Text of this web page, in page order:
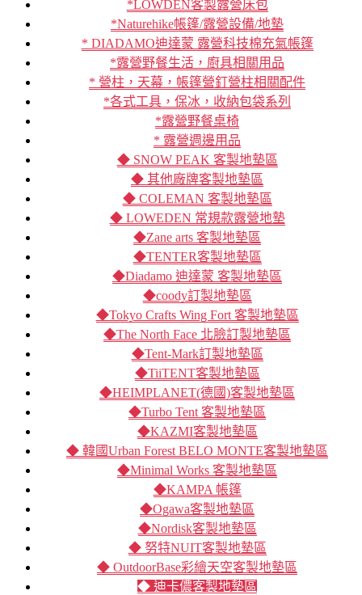
*LOWDEN客製露營床包
*Naturehike帳篷/露營設備/地墊
* DIADAMO迪達蒙 露營科技棉充氣帳篷
*露營野餐生活，廚具相關用品
* 營柱，天幕，帳篷營釘營柱相關配件
*各式工具，保冰，收納包袋系列
*露營野餐桌椅
* 露營週邊用品
◆ SNOW PEAK 客製地墊區
◆ 其他廠牌客製地墊區
◆ COLEMAN 客製地墊區
◆ LOWEDEN 常規款露營地墊
◆Zane arts 客製地墊區
◆TENTER客製地墊區
◆Diadamo 迪達蒙 客製地墊區
◆coody訂製地墊區
◆Tokyo Crafts Wing Fort 客製地墊區
◆The North Face 北臉訂製地墊區
◆Tent-Mark訂製地墊區
◆TiiTENT客製地墊區
◆HEIMPLANET(德國)客製地墊區
◆Turbo Tent 客製地墊區
◆KAZMI客製地墊區
◆ 韓國Urban Forest BELO MONTE客製地墊區
◆Minimal Works 客製地墊區
◆KAMPA 帳篷
◆Ogawa客製地墊區
◆Nordisk客製地墊區
◆ 努特NUIT客製地墊區
◆ OutdoorBase彩繪天空客製地墊區
◆ 迪卡儂客製地墊區